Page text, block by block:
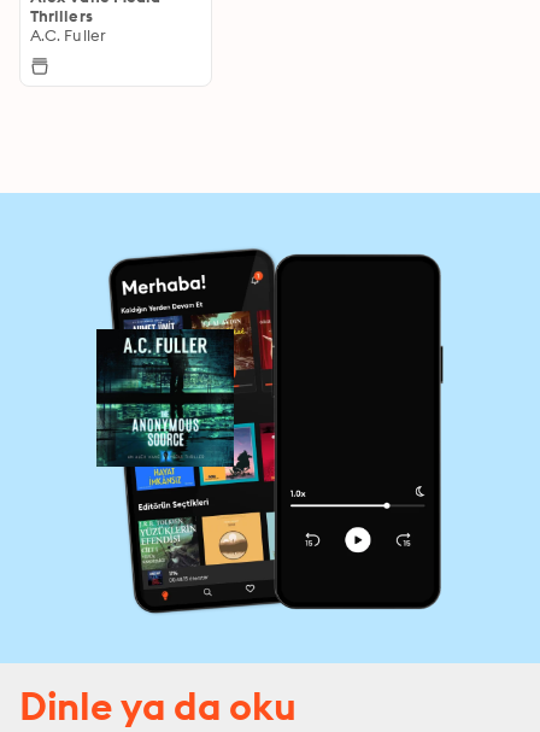
Thrillers
A.C. Fuller
Dinle ya da oku